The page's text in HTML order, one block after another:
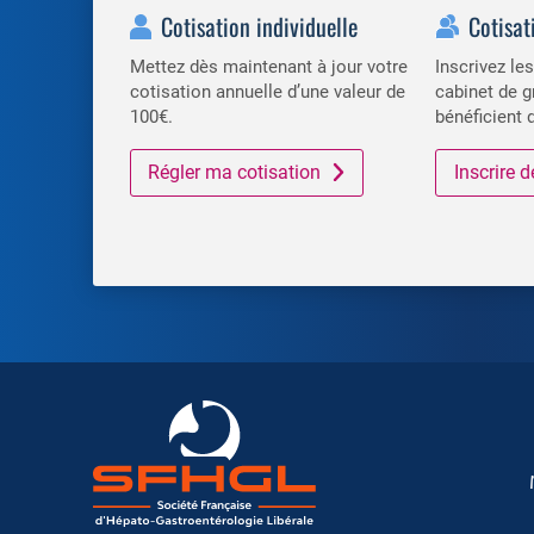
Cotisation individuelle
Mettez dès maintenant à jour votre
cotisation annuelle d’une valeur de
100€.
Régler ma cotisation
Inscrivez
cabinet de
bénéficient
Inscrire